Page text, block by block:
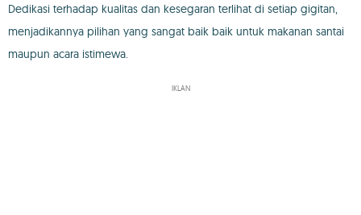
Dedikasi terhadap kualitas dan kesegaran terlihat di setiap gigitan,
menjadikannya pilihan yang sangat baik baik untuk makanan santai
maupun acara istimewa.
IKLAN